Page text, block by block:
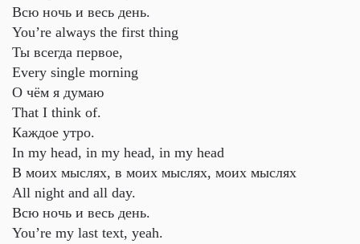
Всю ночь и весь день.
You’re always the first thing
Ты всегда первое,
Every single morning
О чём я думаю
That I think of.
Каждое утро.
In my head, in my head, in my head
В моих мыслях, в моих мыслях, моих мыслях
All night and all day.
Всю ночь и весь день.
You’re my last text, yeah.